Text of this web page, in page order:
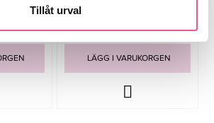
Tillåt urval
Rek. pris 859 kr
LÄGG I VARUKORGEN